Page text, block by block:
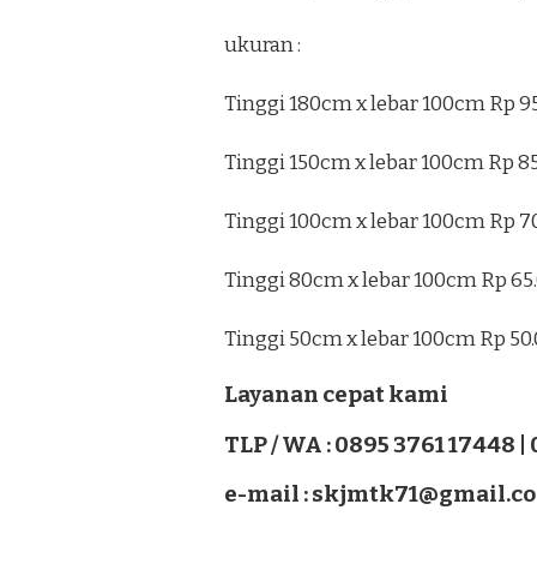
ukuran :
Tinggi 180cm x lebar 100cm Rp
Tinggi 150cm x lebar 100cm Rp
Tinggi 100cm x lebar 100cm Rp
Tinggi 80cm x lebar 100cm Rp
Tinggi 50cm x lebar 100cm Rp
Layanan cepat kami
TLP / WA : 0895 3761 17448
e-mail :